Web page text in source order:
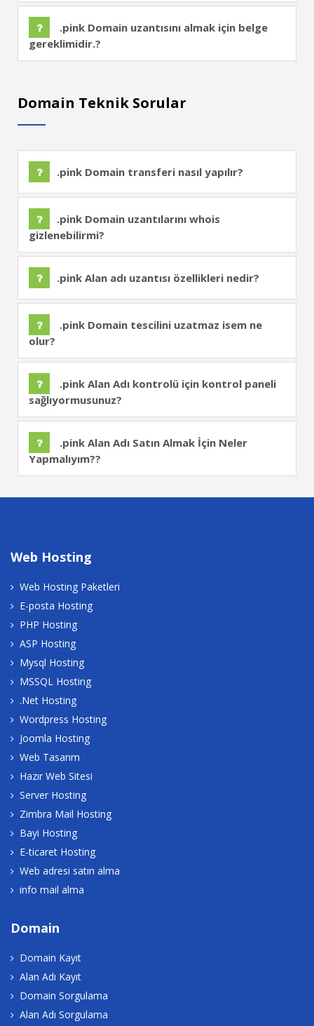
.pink Domain uzantısını almak için belge
gereklimidir.?
Domain Teknik Sorular
.pink Domain transferi nasıl yapılır?
.pink Domain uzantılarını whois
gizlenebilirmi?
.pink Alan adı uzantısı özellikleri nedir?
.pink Domain tescilini uzatmaz isem ne
olur?
.pink Alan Adı kontrolü için kontrol paneli
sağlıyormusunuz?
.pink Alan Adı Satın Almak İçin Neler
Yapmalıyım??
Web Hosting
Web Hosting Paketleri
E-posta Hosting
PHP Hosting
ASP Hosting
Mysql Hosting
MSSQL Hosting
.Net Hosting
Wordpress Hosting
Joomla Hosting
Web Tasarım
Hazır Web Sitesi
Server Hosting
Zimbra Mail Hosting
Bayi Hosting
E-ticaret Hosting
Web adresi satın alma
info mail alma
Domain
Domain Kayıt
Alan Adı Kayıt
Domain Sorgulama
Alan Adı Sorgulama